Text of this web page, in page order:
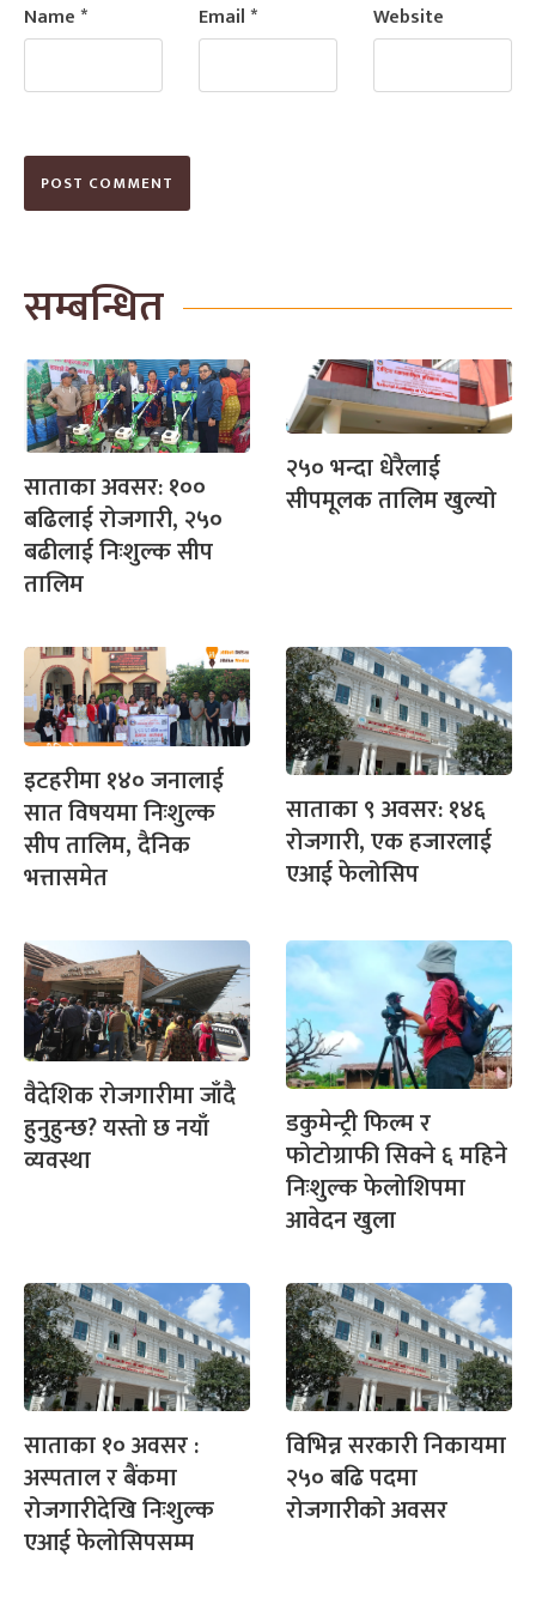
Name* Email* Website
सम्बन्धित
साताका अवसर: १००
बढिलाई रोजगारी, २५०
बढीलाई निःशुल्क सीप
तालिम
२५० भन्दा धेरैलाई
सीपमूलक तालिम खुल्यो
इटहरीमा १४० जनालाई
सात विषयमा निःशुल्क
सीप तालिम, दैनिक
भत्तासमेत
साताका ९ अवसर: १४६
रोजगारी, एक हजारलाई
एआई फेलोसिप
वैदेशिक रोजगारीमा जाँदै
हुनुहुन्छ? यस्तो छ नयाँ
व्यवस्था
डकुमेन्ट्री फिल्म र
फोटोग्राफी सिक्ने ६ महिने
निःशुल्क फेलोशिपमा
आवेदन खुला
साताका १० अवसर :
अस्पताल र बैंकमा
रोजगारीदेखि निःशुल्क
एआई फेलोसिपसम्म
विभिन्न सरकारी निकायमा
२५० बढि पदमा
रोजगारीको अवसर